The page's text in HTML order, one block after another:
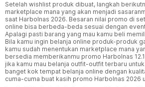
Setelah wishlist produk dibuat, langkah
marketplace mana yang akan menjadi
saat Harbolnas 2026. Besaran nilai promo di
online bisa berbeda-beda sesuai dengan
Apalagi pasti barang yang mau kamu beli
Bila kamu ingin belanja online produk-produk
kamu sudah menentukan marketplace mana
bersedia memberikanmu promo Harbolnas
jika kamu mau belanja outfit-outfit terbaru
banget kok tempat belanja online dengan
cuma-cuma buat kasih promo Harbolnas 2026